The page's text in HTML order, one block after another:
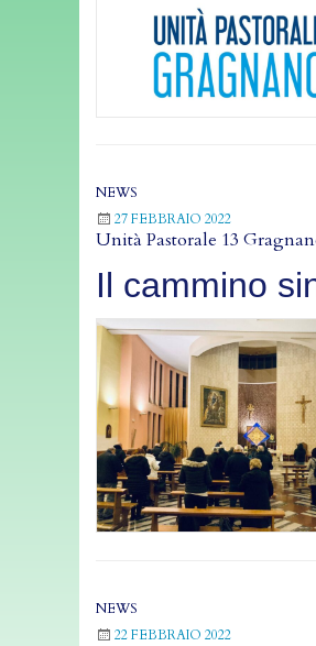
NEWS
27 FEBBRAIO 2022
Unità Pastorale 13
Il cammino
NEWS
22 FEBBRAIO 2022